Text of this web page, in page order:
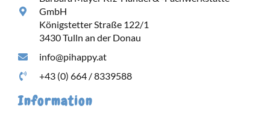
GmbH
Königstetter Straße 122/1
3430 Tulln an der Donau
info@pihappy.at
+43 (0) 664 / 8339588
Information